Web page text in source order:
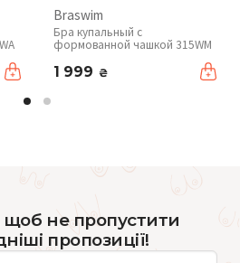
Braswim
Бра купальный с
формованной чашкой 315WM
1 999 ₴
не пропустити
пропозиції!